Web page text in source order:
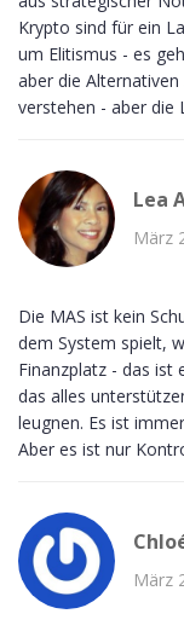
Krypto sind für ein
um Elitismus - es
aber die
verstehen - aber die
Lea
März
Die MAS ist kein
dem System spielt,
Finanzplatz - das ist
das alles
leugnen. Es ist
Aber es ist nur
März